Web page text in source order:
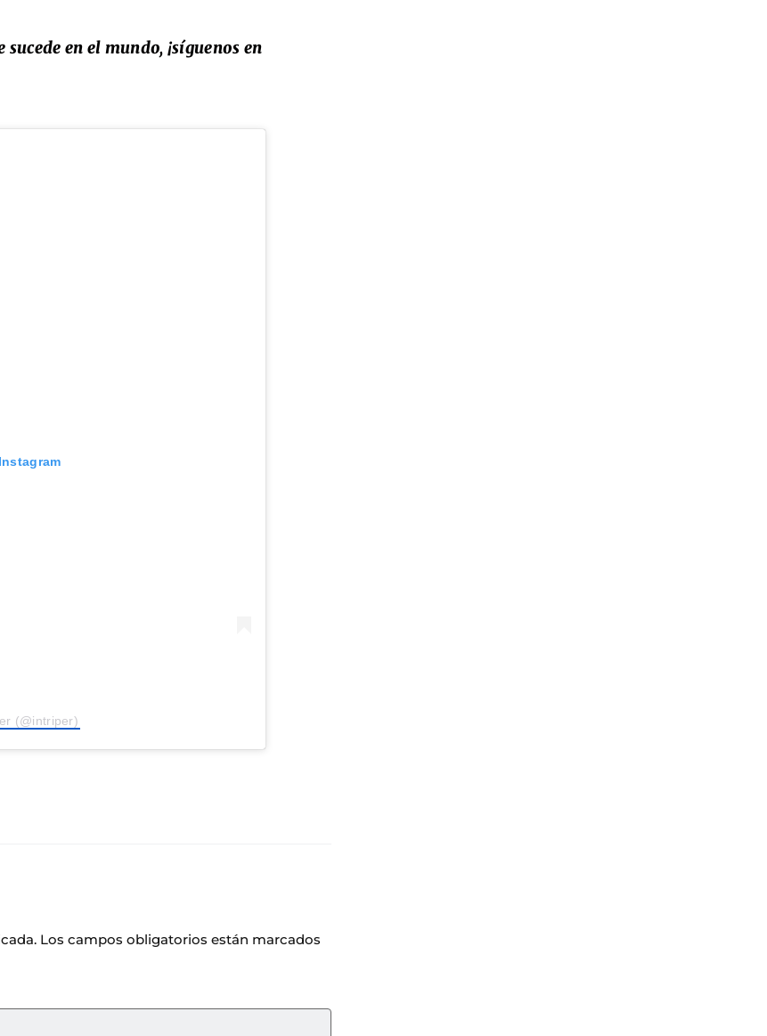
en el mundo, ¡síguenos en
(@intriper)
Los campos obligatorios están marcados